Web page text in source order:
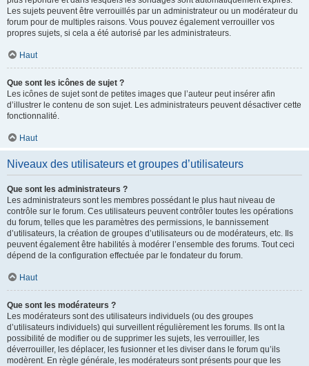
Les sujets peuvent être verrouillés par un administrateur ou un modérateur du
forum pour de multiples raisons. Vous pouvez également verrouiller vos
propres sujets, si cela a été autorisé par les administrateurs.
Haut
Que sont les icônes de sujet ?
Les icônes de sujet sont de petites images que l’auteur peut insérer afin
d’illustrer le contenu de son sujet. Les administrateurs peuvent désactiver cette
fonctionnalité.
Haut
Niveaux des utilisateurs et groupes d’utilisateurs
Que sont les administrateurs ?
Les administrateurs sont les membres possédant le plus haut niveau de
contrôle sur le forum. Ces utilisateurs peuvent contrôler toutes les opérations
du forum, telles que les paramètres des permissions, le bannissement
d’utilisateurs, la création de groupes d’utilisateurs ou de modérateurs, etc. Ils
peuvent également être habilités à modérer l’ensemble des forums. Tout ceci
dépend de la configuration effectuée par le fondateur du forum.
Haut
Que sont les modérateurs ?
Les modérateurs sont des utilisateurs individuels (ou des groupes
d’utilisateurs individuels) qui surveillent régulièrement les forums. Ils ont la
possibilité de modifier ou de supprimer les sujets, les verrouiller, les
déverrouiller, les déplacer, les fusionner et les diviser dans le forum qu’ils
modèrent. En règle générale, les modérateurs sont présents pour que les